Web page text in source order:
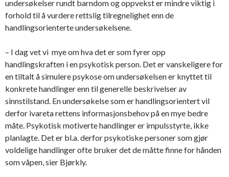
undersøkelser rundt barndom og oppvekst er mindre viktig i
forhold til å vurdere rettslig tilregnelighet enn de
handlingsorienterte undersøkelsene.
– I dag vet vi mye om hva det er som fyrer opp
handlingskraften i en psykotisk person. Det er vanskeligere for
en tiltalt å simulere psykose om undersøkelsen er knyttet til
konkrete handlinger enn til generelle beskrivelser av
sinnstilstand. En undersøkelse som er handlingsorientert vil
derfor ivareta rettens informasjonsbehov på en mye bedre
måte. Psykotisk motiverte handlinger er impulsstyrte, ikke
planlagte. Det er bl.a. derfor psykotiske personer som gjør
voldelige handlinger ofte bruker det de måtte finne for hånden
som våpen, sier Bjørkly.